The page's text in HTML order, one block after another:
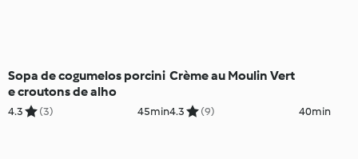
Sopa de cogumelos porcini
e croutons de alho
4.3 (3) 45min
Crème au Moulin Vert
4.3 (9) 40min